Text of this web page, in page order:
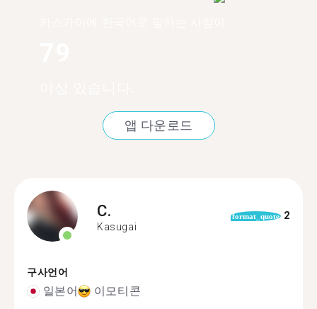
앱 다운로드
C.
Kasugai
format_quote 2
구사언어
일본어 이모티콘